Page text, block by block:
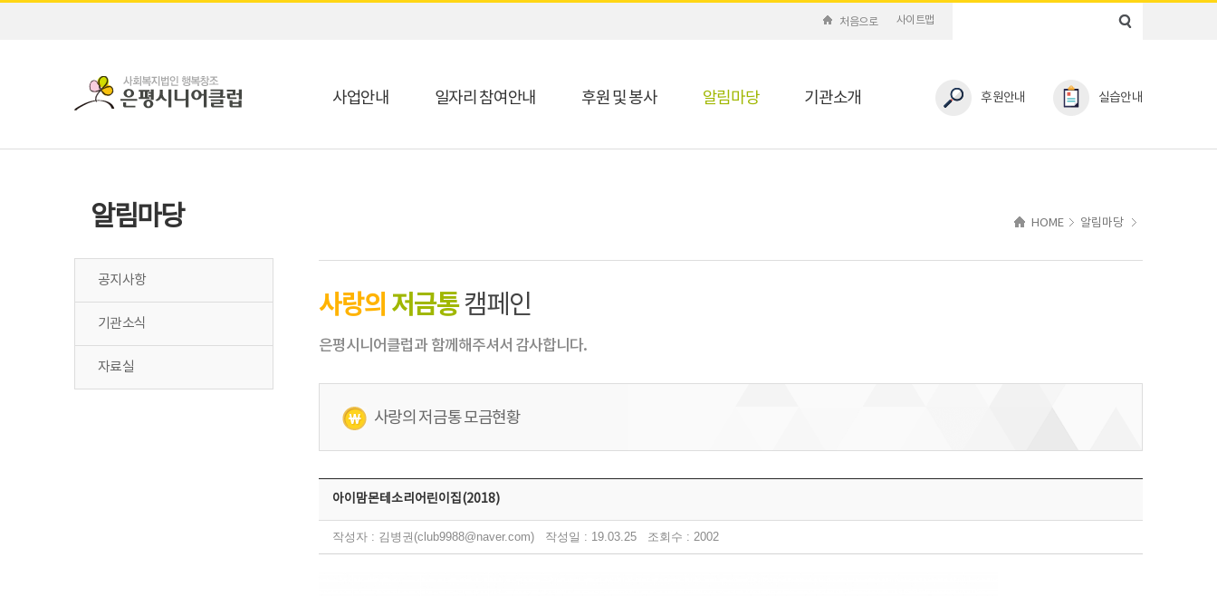
처음으로 사이트맵
후원안내 실습안내
사업안내 일자리 참여안내 후원 및 봉사 알림마당 기관소개
알림마당
공지사항
기관소식
자료실
HOME 알림마당
사랑의 저금통캠페인
은평시니어클럽과 함께해주셔서 감사합니다.
사랑의 저금통 모금현황
아이맘몬테소리어린이집(2018)
작성자 : 김병권(club9988@naver.com) 작성일 : 19.03.25 조회수 : 2002